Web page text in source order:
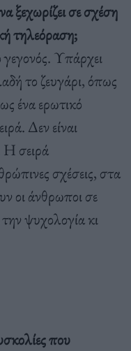
ξεχωρίζει σε σχέση
τηλεόραση;
γεγονός. Υπάρχει
το ζευγάρι, όπως
ένα ερωτικό
Δεν είναι
Η σειρά
σχέσεις, στα
οι άνθρωποι σε
ψυχολογία κι
που